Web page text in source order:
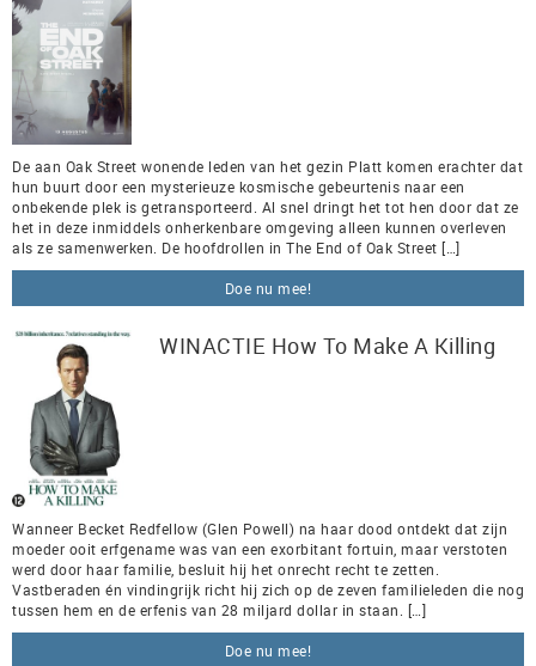
De aan Oak Street wonende leden van het gezin Platt komen erachter dat
hun buurt door een mysterieuze kosmische gebeurtenis naar een
onbekende plek is getransporteerd. Al snel dringt het tot hen door dat ze
het in deze inmiddels onherkenbare omgeving alleen kunnen overleven
als ze samenwerken. De hoofdrollen in The End of Oak Street […]
Doe nu mee!
WINACTIE How To Make A Killing
Wanneer Becket Redfellow (Glen Powell) na haar dood ontdekt dat zijn
moeder ooit erfgename was van een exorbitant fortuin, maar verstoten
werd door haar familie, besluit hij het onrecht recht te zetten.
Vastberaden én vindingrijk richt hij zich op de zeven familieleden die nog
tussen hem en de erfenis van 28 miljard dollar in staan. […]
Doe nu mee!